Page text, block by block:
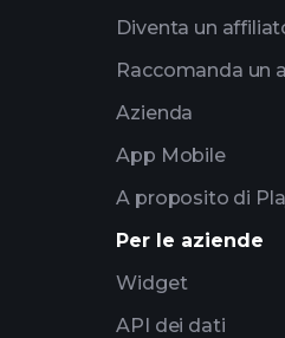
Diventa un
Raccomanda un
Azienda
App Mobile
A proposito di
Per le aziende
Widget
API dei dati